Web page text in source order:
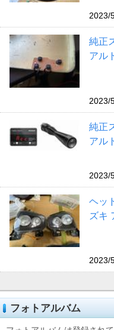
2023/
純正
アル
2023/
純正
アル
2023/
ヘッ
ズキ
2023/
フォトアルバム